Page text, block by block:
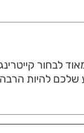
לבחור
שלכם להיות